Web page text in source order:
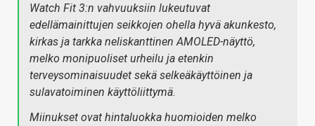
Watch Fit 3:n vahvuuksiin lukeutuvat
edellämainittujen seikkojen ohella hyvä akunkesto,
kirkas ja tarkka neliskanttinen AMOLED-näyttö,
melko monipuoliset urheilu ja etenkin
terveysominaisuudet sekä selkeäkäyttöinen ja
sulavatoiminen käyttöliittymä.
Miinukset ovat hintaluokka huomioiden melko